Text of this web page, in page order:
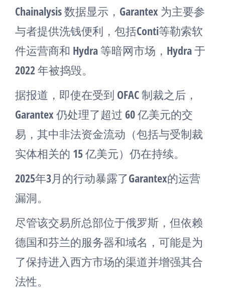
Chainalysis 数据显示，Garantex 为主要参
与者提供洗钱便利，包括Conti等勒索软
件运营商和 Hydra 等暗网市场，Hydra 于
2022 年被捣毁。
据报道，即使在受到 OFAC 制裁之后，
Garantex 仍处理了超过 60 亿美元的交
易，其中非法资金流动（包括与受制裁
实体相关的 15 亿美元）仍在持续。
2025年3月的行动暴露了Garantex的运营
漏洞。
尽管该交易所总部位于俄罗斯，但依赖
德国和芬兰的服务器和域名，可能是为
了保持进入西方市场的渠道并增强其合
法性。